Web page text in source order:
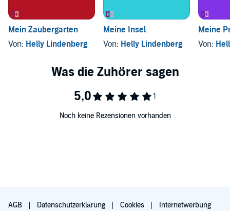
Mein Zaubergarten
Von: Helly Lindenberg
Meine Insel
Von: Helly Lindenberg
Meine
Von:
Noch keine Rezensionen vorhanden
AGB Datenschutzerklärung Cookies Internetwerbung